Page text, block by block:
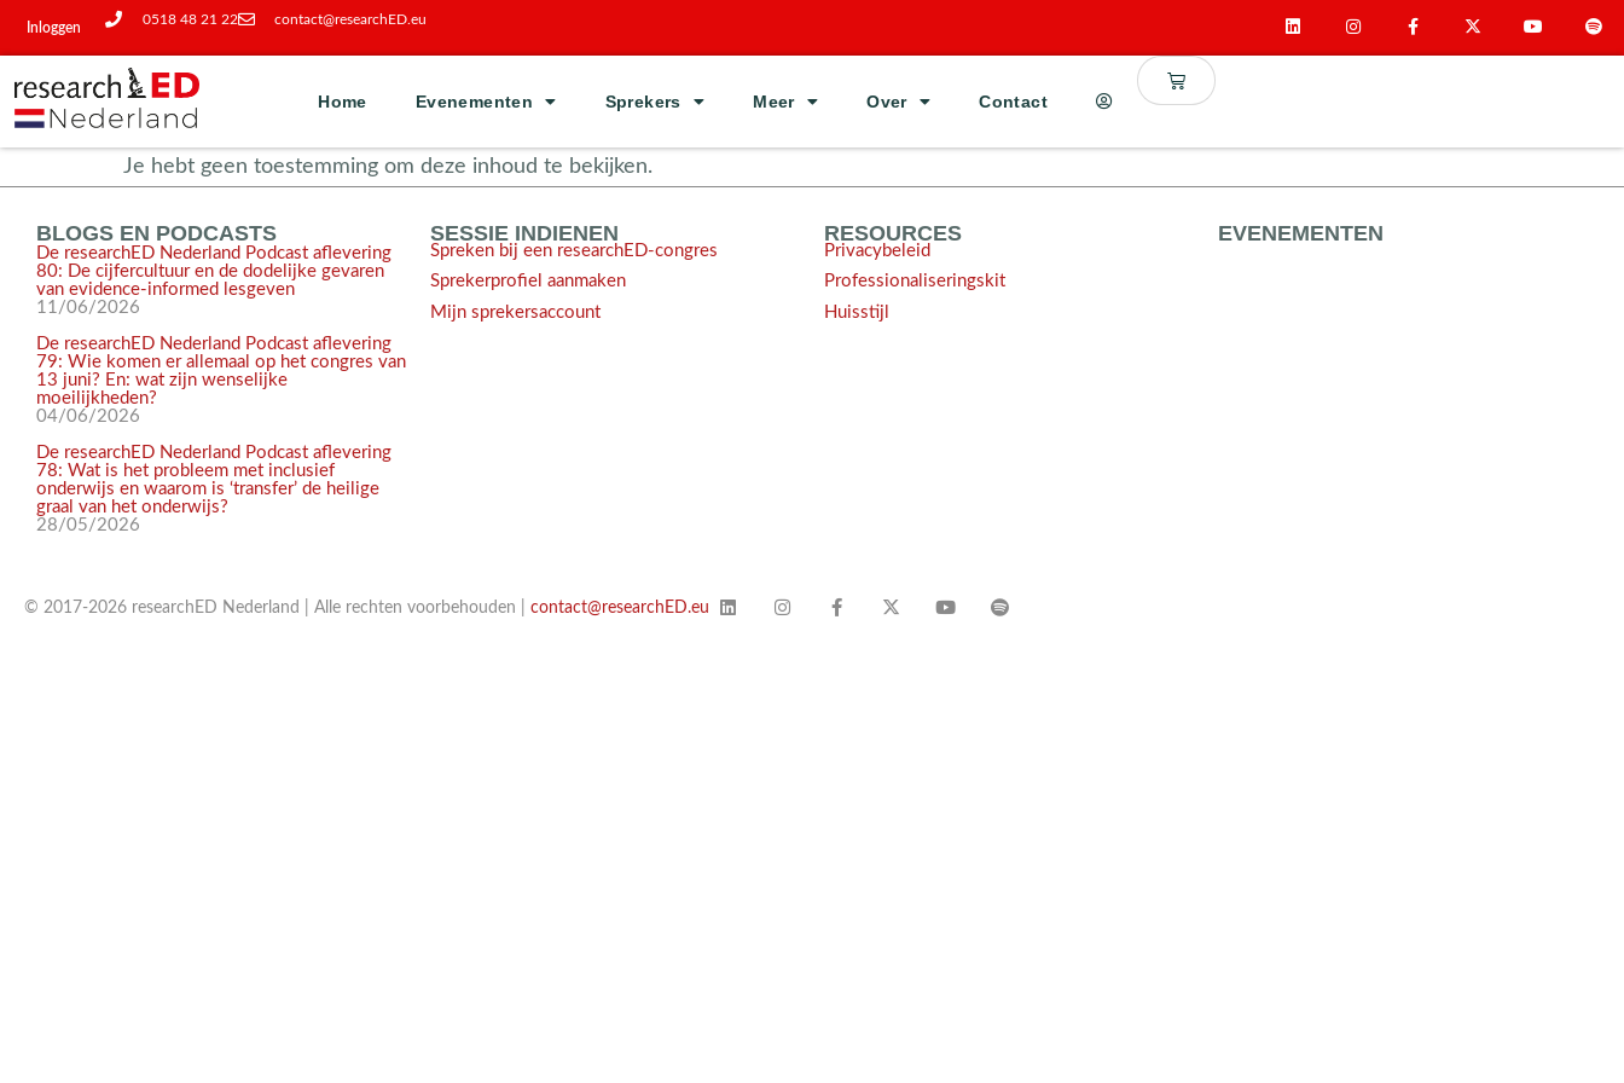
Inloggen
0518 48 21 22 contact@researchED.eu
Home Evenementen Sprekers Meer Over Contact
Je hebt geen toestemming om deze inhoud te bekijken.
BLOGS EN PODCASTS
De researchED Nederland Podcast aflevering
80: De cijfercultuur en de dodelijke gevaren
van evidence-informed lesgeven
11/06/2026
De researchED Nederland Podcast aflevering
79: Wie komen er allemaal op het congres van
13 juni? En: wat zijn wenselijke
moeilijkheden?
04/06/2026
De researchED Nederland Podcast aflevering
78: Wat is het probleem met inclusief
onderwijs en waarom is ‘transfer’ de heilige
graal van het onderwijs?
28/05/2026
SESSIE INDIENEN
Spreken bij een researchED-congres
Sprekerprofiel aanmaken
Mijn sprekersaccount
RESOURCES
Privacybeleid
Professionaliseringskit
Huisstijl
EVENEMENTEN
© 2017-2026 researchED Nederland | Alle rechten voorbehouden | contact@researchED.eu